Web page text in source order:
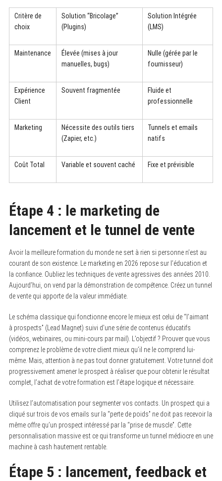
Critère de
choix
Solution “Bricolage”
(Plugins)
Solution Intégrée
(LMS)
Maintenance
Élevée (mises à jour
manuelles, bugs)
Nulle (gérée par le
fournisseur)
Expérience
Client
Souvent fragmentée
Fluide et
professionnelle
Marketing
Nécessite des outils tiers
(Zapier, etc.)
Tunnels et emails
natifs
Coût Total Variable et souvent caché Fixe et prévisible
Étape 4 : le marketing de
lancement et le tunnel de vente
Avoir la meilleure formation du monde ne sert à rien si personne n’est au
courant de son existence. Le marketing en 2026 repose sur l’éducation et
la confiance. Oubliez les techniques de vente agressives des années 2010.
Aujourd’hui, on vend par la démonstration de compétence. Créez un tunnel
de vente qui apporte de la valeur immédiate.
Le schéma classique qui fonctionne encore le mieux est celui de “l’aimant
à prospects” (Lead Magnet) suivi d’une série de contenus éducatifs
(vidéos, webinaires, ou mini-cours par mail). L’objectif ? Prouver que vous
comprenez le problème de votre client mieux qu’il ne le comprend lui-
même. Mais, attention à ne pas tout donner gratuitement. Votre tunnel doit
progressivement amener le prospect à réaliser que pour obtenir le résultat
complet, l’achat de votre formation est l’étape logique et nécessaire.
Utilisez l’automatisation pour segmenter vos contacts. Un prospect qui a
cliqué sur trois de vos emails sur la “perte de poids” ne doit pas recevoir la
même offre qu’un prospect intéressé par la “prise de muscle”. Cette
personnalisation massive est ce qui transforme un tunnel médiocre en une
machine à cash hautement rentable.
Étape 5 : lancement, feedback et